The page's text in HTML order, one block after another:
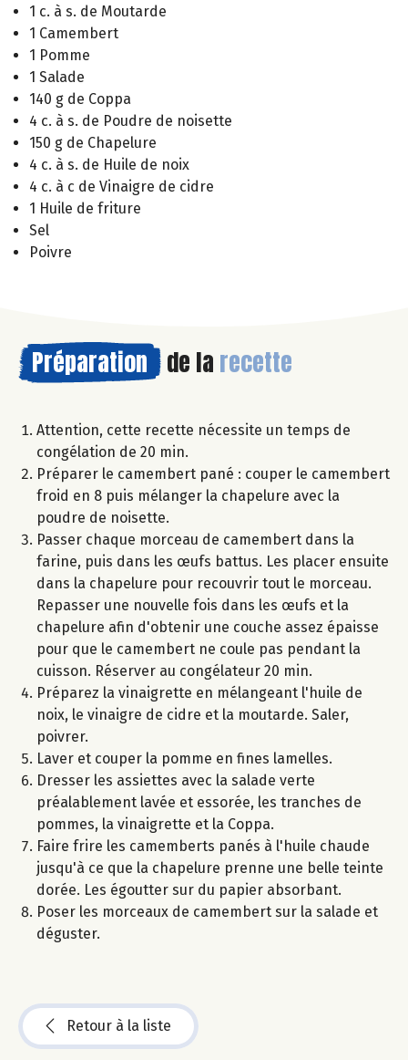
1 c. à s. de Moutarde
1 Camembert
1 Pomme
1 Salade
140 g de Coppa
4 c. à s. de Poudre de noisette
150 g de Chapelure
4 c. à s. de Huile de noix
4 c. à c de Vinaigre de cidre
1 Huile de friture
Sel
Poivre
Préparation de la recette
Attention, cette recette nécessite un temps de
congélation de 20 min.
Préparer le camembert pané : couper le camembert
froid en 8 puis mélanger la chapelure avec la
poudre de noisette.
Passer chaque morceau de camembert dans la
farine, puis dans les œufs battus. Les placer ensuite
dans la chapelure pour recouvrir tout le morceau.
Repasser une nouvelle fois dans les œufs et la
chapelure afin d'obtenir une couche assez épaisse
pour que le camembert ne coule pas pendant la
cuisson. Réserver au congélateur 20 min.
Préparez la vinaigrette en mélangeant l'huile de
noix, le vinaigre de cidre et la moutarde. Saler,
poivrer.
Laver et couper la pomme en fines lamelles.
Dresser les assiettes avec la salade verte
préalablement lavée et essorée, les tranches de
pommes, la vinaigrette et la Coppa.
Faire frire les camemberts panés à l'huile chaude
jusqu'à ce que la chapelure prenne une belle teinte
dorée. Les égoutter sur du papier absorbant.
Poser les morceaux de camembert sur la salade et
déguster.
Retour à la liste